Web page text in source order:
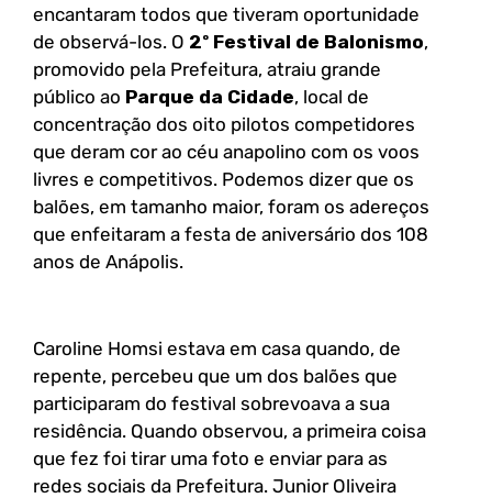
encantaram todos que tiveram oportunidade
de observá-los. O 2º Festival de Balonismo,
promovido pela Prefeitura, atraiu grande
público ao Parque da Cidade, local de
concentração dos oito pilotos competidores
que deram cor ao céu anapolino com os voos
livres e competitivos. Podemos dizer que os
balões, em tamanho maior, foram os adereços
que enfeitaram a festa de aniversário dos 108
anos de Anápolis.
Caroline Homsi estava em casa quando, de
repente, percebeu que um dos balões que
participaram do festival sobrevoava a sua
residência. Quando observou, a primeira coisa
que fez foi tirar uma foto e enviar para as
redes sociais da Prefeitura. Junior Oliveira